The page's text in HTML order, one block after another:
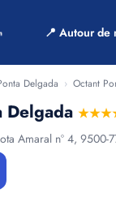
📍 Autour de
Delgada › Octant
Delgada
Amaral nº 4, 9500-